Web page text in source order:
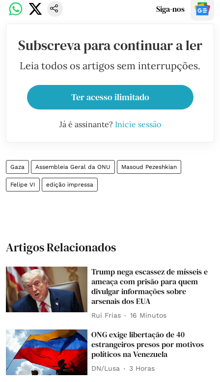
Siga-nos
Subscreva para continuar a ler
Leia todos os artigos sem interrupções.
Ter acesso ilimitado
Já é assinante? Inicie sessão
Gaza Assembleia Geral da ONU Masoud Pezeshkian
Felipe VI edição impressa
Artigos Relacionados
Trump nega escassez de mísseis e
ameaça com prisão para quem
divulgar informações sobre
arsenais dos EUA
Rui Frias 16 Minutos
ONG exige libertação de 40
estrangeiros presos por motivos
políticos na Venezuela
DN/Lusa 3 Horas